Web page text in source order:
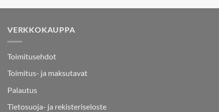
VERKKOKAUPPA
Toimitusehdot
Toimitus- ja maksutavat
Palautus
Tietosuoja- ja rekisteriseloste